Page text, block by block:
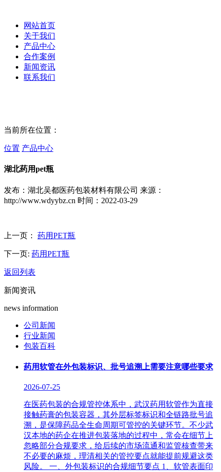
网站首页
关于我们
产品中心
合作案例
新闻资讯
联系我们
当前所在位置：
位置 产品中心
湖北药用pet瓶
发布：湖北吴都医药包装材料有限公司 来源：
http://www.wdyybz.cn 时间：2022-03-29
上一页： 药用PET瓶
下一页: 药用PET瓶
返回列表
新闻资讯
news information
公司新闻
行业新闻
包装百科
药用软管在外包装标识、批号追溯上需要注意哪些要求
2026-07-25
在医药包装的合规管控体系中，武汉药用软管作为直接
接触药膏的包装容器，其外层标签标识和全链路批号追
溯，是保障药品全生命周期可管控的关键环节。不少武
汉本地的药企在推进包装落地的过程中，常会在细节上
忽略部分合规要求，给后续的市场流通和监管核查带来
不必要的麻烦，理清相关的管控要点就能提前规避这类
风险。 一、外包装标识的合规细节要点 1、软管表面印